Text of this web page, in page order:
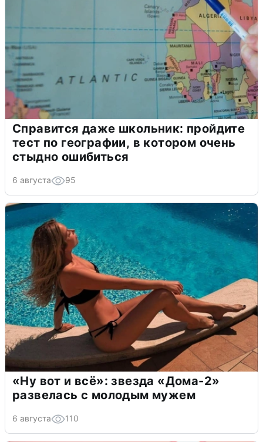
Справится даже школьник: пройдите
тест по географии, в котором очень
стыдно ошибиться
6 августа 95
«Ну вот и всё»: звезда «Дома-2»
развелась с молодым мужем
6 августа 110